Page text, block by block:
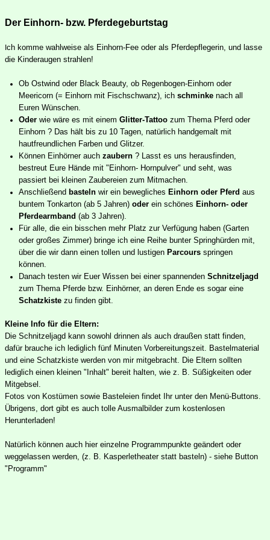
Der Einhorn- bzw. Pferdegeburtstag
ch komme wahlweise als Einhorn-Fee oder als Pferdepflegerin, und lasse
die Kinderaugen strahlen!
Ob Ostwind oder Black Beauty, ob Regenbogen-Einhorn oder
Meericorn (= Einhorn mit Fischschwanz), ich schminke nach all
Euren Wünschen.
Oder wie wäre es mit einem Glitter-Tattoo zum Thema Pferd oder
Einhorn ? Das hält bis zu 10 Tagen, natürlich handgemalt mit
hautfreundlichen Farben und Glitzer.
Können Einhörner auch zaubern ? Lasst es uns herausfinden,
bestreut Eure Hände mit "Einhorn- Hornpulver" und seht, was
passiert bei kleinen Zaubereien zum Mitmachen.
Anschließend basteln wir ein bewegliches Einhorn oder Pferd aus
buntem Tonkarton (ab 5 Jahren) oder ein schönes Einhorn- oder
Pferdearmband (ab 3 Jahren).
Für alle, die ein bisschen mehr Platz zur Verfügung haben (Garten
oder großes Zimmer) bringe ich eine Reihe bunter Springhürden mit,
über die wir dann einen tollen und lustigen Parcours springen
können.
Danach testen wir Euer Wissen bei einer spannenden Schnitzeljagd
zum Thema Pferde bzw. Einhörner, an deren Ende es sogar eine
Schatzkiste zu finden gibt.
Kleine Info für die Eltern:
Die Schnitzeljagd kann sowohl drinnen als auch draußen statt finden,
dafür brauche ich lediglich fünf Minuten Vorbereitungszeit. Bastelmaterial
und eine Schatzkiste werden von mir mitgebracht. Die Eltern sollten
lediglich einen kleinen "Inhalt" bereit halten, wie z. B. Süßigkeiten oder
Mitgebsel.
Fotos von Kostümen sowie Basteleien findet Ihr unter den Menü-Buttons.
Übrigens, dort gibt es auch tolle Ausmalbilder zum kostenlosen
Herunterladen!
Natürlich können auch hier einzelne Programmpunkte geändert oder
weggelassen werden, (z. B. Kasperletheater statt basteln) - siehe Button
"Programm"